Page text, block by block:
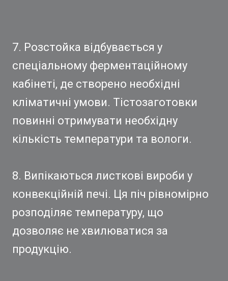
7. Розстойка відбувається у
спеціальному ферментаційному
кабінеті, де створено необхідні
кліматичні умови. Тістозаготовки
повинні отримувати необхідну
кількість температури та вологи.
8. Випікаються листкові вироби у
конвекційній печі. Ця піч рівномірно
розподіляє температуру, що
дозволяє не хвилюватися за
продукцію.